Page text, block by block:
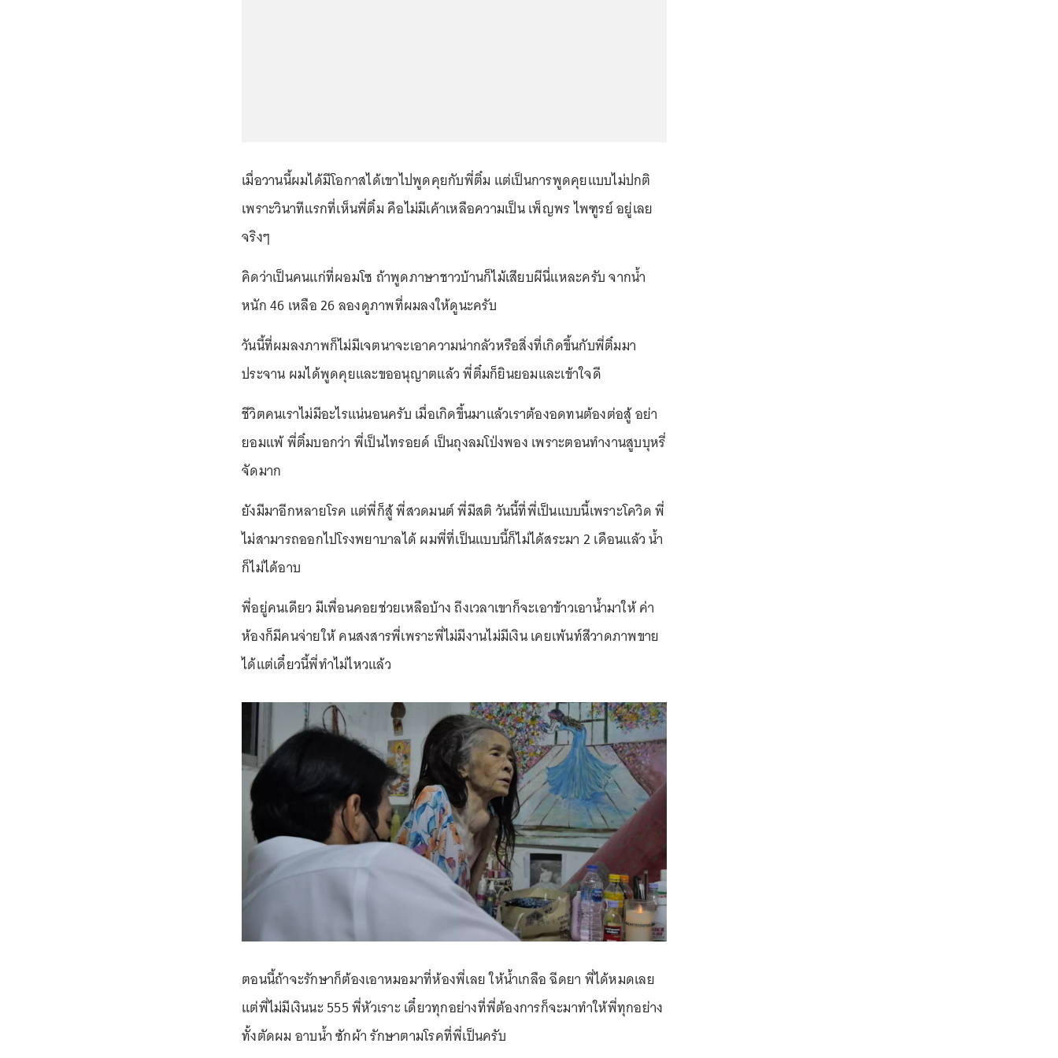
เมื่อวานนี้ผมได้มีโอกาสได้เขาไปพูดคุยกับพี่ติ๋ม แต่เป็นการพูดคุยแบบไม่ปกติ
เพราะวินาทีแรกที่เห็นพี่ติ๋ม คือไม่มีเค้าเหลือความเป็น เพ็ญพร ไพฑูรย์ อยู่เลย
จริงๆ
คิดว่าเป็นคนแก่ที่ผอมโซ ถ้าพูดภาษาชาวบ้านก็ไม้เสียบผีนี่แหละครับ จากน้ำ
หนัก 46 เหลือ 26 ลองดูภาพที่ผมลงให้ดูนะครับ
วันนี้ที่ผมลงภาพก็ไม่มีเจตนาจะเอาความน่ากลัวหรือสิ่งที่เกิดขึ้นกับพี่ติ๋มมา
ประจาน ผมได้พูดคุยและขออนุญาตแล้ว พี่ติ๋มก็ยินยอมและเข้าใจดี
ชีวิตคนเราไม่มีอะไรแน่นอนครับ เมื่อเกิดขึ้นมาแล้วเราต้องอดทนต้องต่อสู้ อย่า
ยอมแพ้ พี่ติ๋มบอกว่า พี่เป็นไทรอยด์ เป็นถุงลมโป่งพอง เพราะตอนทำงานสูบบุหรี่
จัดมาก
ยังมีมาอีกหลายโรค แต่พี่ก็สู้ พี่สวดมนต์ พี่มีสติ วันนี้ที่พี่เป็นแบบนี้เพราะโควิด พี่
ไม่สามารถออกไปโรงพยาบาลได้ ผมพี่ที่เป็นแบบนี้ก็ไม่ได้สระมา 2 เดือนแล้ว น้ำ
ก็ไม่ได้อาบ
พี่อยู่คนเดียว มีเพื่อนคอยช่วยเหลือบ้าง ถึงเวลาเขาก็จะเอาข้าวเอาน้ำมาให้ ค่า
ห้องก็มีคนจ่ายให้ คนสงสารพี่เพราะพี่ไม่มีงานไม่มีเงิน เคยเพ้นท์สีวาดภาพขาย
ได้แต่เดี๋ยวนี้พี่ทำไม่ไหวแล้ว
ตอนนี้ถ้าจะรักษาก็ต้องเอาหมอมาที่ห้องพี่เลย ให้น้ำเกลือ ฉีดยา พี่ได้หมดเลย
แต่พี่ไม่มีเงินนะ 555 พี่หัวเราะ เดี๋ยวทุกอย่างที่พี่ต้องการก็จะมาทำให้พี่ทุกอย่าง
ทั้งตัดผม อาบน้ำ ซักผ้า รักษาตามโรคที่พี่เป็นครับ